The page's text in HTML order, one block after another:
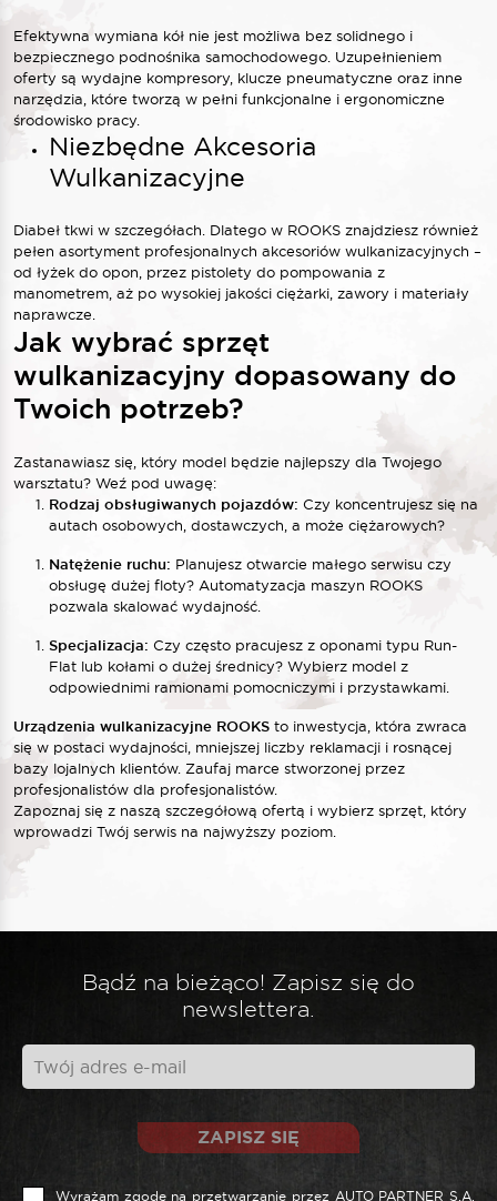
Efektywna wymiana kół nie jest możliwa bez solidnego i
bezpiecznego podnośnika samochodowego. Uzupełnieniem
oferty są wydajne kompresory, klucze pneumatyczne oraz inne
narzędzia, które tworzą w pełni funkcjonalne i ergonomiczne
środowisko pracy.
Niezbędne Akcesoria
Wulkanizacyjne
Diabeł tkwi w szczegółach. Dlatego w ROOKS znajdziesz również
pełen asortyment profesjonalnych akcesoriów wulkanizacyjnych –
od łyżek do opon, przez pistolety do pompowania z
manometrem, aż po wysokiej jakości ciężarki, zawory i materiały
naprawcze.
Jak wybrać sprzęt
wulkanizacyjny dopasowany do
Twoich potrzeb?
Zastanawiasz się, który model będzie najlepszy dla Twojego
warsztatu? Weź pod uwagę:
Rodzaj obsługiwanych pojazdów: Czy koncentrujesz się na
autach osobowych, dostawczych, a może ciężarowych?
Natężenie ruchu: Planujesz otwarcie małego serwisu czy
obsługę dużej floty? Automatyzacja maszyn ROOKS
pozwala skalować wydajność.
Specjalizacja: Czy często pracujesz z oponami typu Run-
Flat lub kołami o dużej średnicy? Wybierz model z
odpowiednimi ramionami pomocniczymi i przystawkami.
Urządzenia wulkanizacyjne ROOKS to inwestycja, która zwraca
się w postaci wydajności, mniejszej liczby reklamacji i rosnącej
bazy lojalnych klientów. Zaufaj marce stworzonej przez
profesjonalistów dla profesjonalistów.
Zapoznaj się z naszą szczegółową ofertą i wybierz sprzęt, który
wprowadzi Twój serwis na najwyższy poziom.
Bądź na bieżąco! Zapisz się do
newslettera.
ZAPISZ SIĘ
Wyrażam zgodę na przetwarzanie przez AUTO PARTNER S.A.